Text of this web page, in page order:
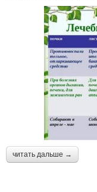
читать дальше →